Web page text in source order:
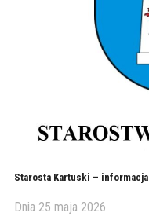
Starosta Kartuski –
Dnia 25 maja 2026